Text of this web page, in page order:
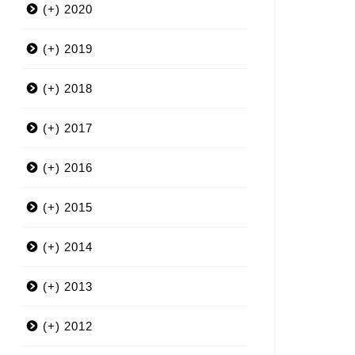
(+) 2020
3月
(+) 2019
12月
9月
7月
6月
5月
4月
3月
(+) 2018
12月
11月
10月
9月
8月
7月
(+) 2017
12月
11月
10月
9月
8月
(+) 2016
12月
11月
10月
9月
(+) 2015
12月
11月
10月
(+) 2014
12月
11月
(+) 2013
12月
(+) 2012